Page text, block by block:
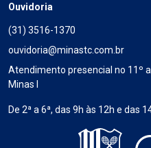
Ouvidoria
(31) 3516-1370
ouvidoria@minastc.com.br
Atendimento presencial no 11º
Minas I
De 2ª a 6ª, das 9h às 12h e das